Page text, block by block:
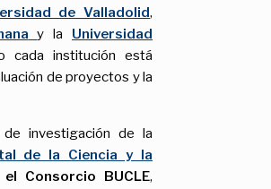
de Valladolid,
y la Universidad
cada institución está
de proyectos y la
investigación de la
de la Ciencia y la
Consorcio BUCLE,